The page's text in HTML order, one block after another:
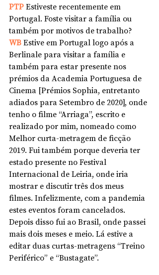
PTP Estiveste recentemente em
Portugal. Foste visitar a família ou
também por motivos de trabalho?
WB Estive em Portugal logo após a
Berlinale para visitar a família e
também para estar presente nos
prémios da Academia Portuguesa de
Cinema [Prémios Sophia, entretanto
adiados para Setembro de 2020], onde
tenho o filme “Arriaga”, escrito e
realizado por mim, nomeado como
Melhor curta-metragem de ficção
2019. Fui também porque deveria ter
estado presente no Festival
Internacional de Leiria, onde iria
mostrar e discutir três dos meus
filmes. Infelizmente, com a pandemia
estes eventos foram cancelados.
Depois disso fui ao Brasil, onde passei
mais dois meses e meio. Lá estive a
editar duas curtas-metragens “Treino
Periférico” e “Bustagate”.